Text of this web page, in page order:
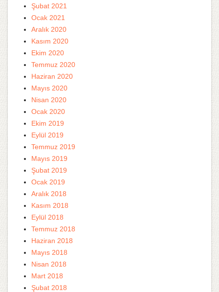
Şubat 2021
Ocak 2021
Aralık 2020
Kasım 2020
Ekim 2020
Temmuz 2020
Haziran 2020
Mayıs 2020
Nisan 2020
Ocak 2020
Ekim 2019
Eylül 2019
Temmuz 2019
Mayıs 2019
Şubat 2019
Ocak 2019
Aralık 2018
Kasım 2018
Eylül 2018
Temmuz 2018
Haziran 2018
Mayıs 2018
Nisan 2018
Mart 2018
Şubat 2018